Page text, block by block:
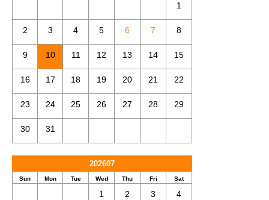
1
2 3 4 5 6 7 8
9 10 11 12 13 14 15
16 17 18 19 20 21 22
23 24 25 26 27 28 29
30 31
202607
Sun Mon Tue Wed Thu Fri Sat
1 2 3 4